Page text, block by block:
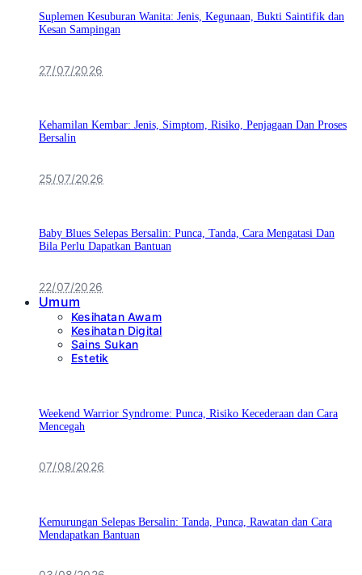
Suplemen Kesuburan Wanita: Jenis, Kegunaan, Bukti Saintifik dan
Kesan Sampingan
27/07/2026
Kehamilan Kembar: Jenis, Simptom, Risiko, Penjagaan Dan Proses
Bersalin
25/07/2026
Baby Blues Selepas Bersalin: Punca, Tanda, Cara Mengatasi Dan
Bila Perlu Dapatkan Bantuan
22/07/2026
Umum
Kesihatan Awam
Kesihatan Digital
Sains Sukan
Estetik
Weekend Warrior Syndrome: Punca, Risiko Kecederaan dan Cara
Mencegah
07/08/2026
Kemurungan Selepas Bersalin: Tanda, Punca, Rawatan dan Cara
Mendapatkan Bantuan